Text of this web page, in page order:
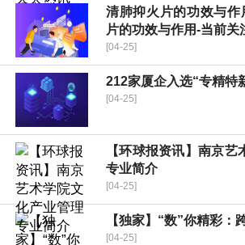
清肺抑火片的功效与作
片的功效与作用-当前关
[04-25]
212家厦企入选“专精特
[04-25]
【环球报资讯】南京
专业简介
[04-25]
【独家】“数”你精彩：
[04-25]